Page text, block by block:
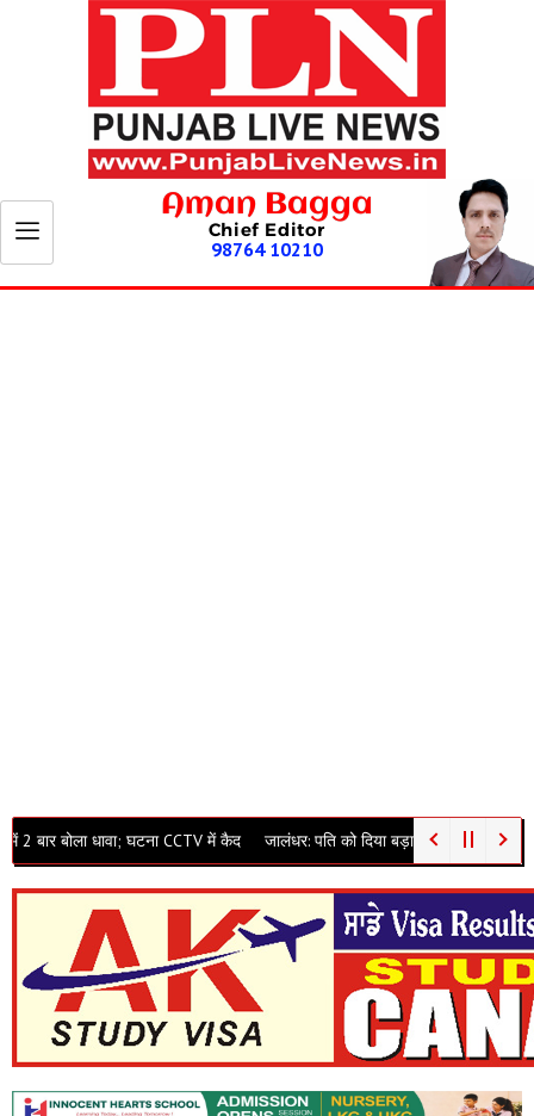
Aman Bagga
Chief Editor
98764 10210
घटना CCTV में कैद जालंधर: पति को दिया बड़ा धोखा… खुद को ‘कुंवारी’ बताकर